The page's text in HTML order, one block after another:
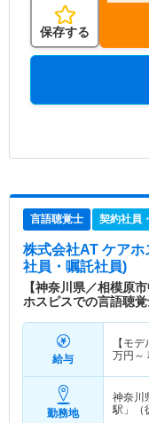
保存する
言語聴覚士 契約社員
株式会社AT ケアホ
社員・嘱託社員)
【神奈川県／相模原
ホスピスでの言語聴
給与
【モデ
万円～
勤務地
神奈川
駅」（